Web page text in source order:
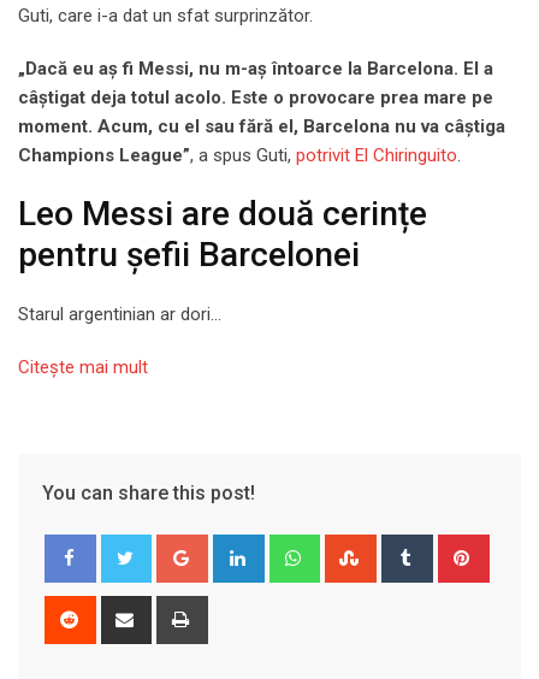
Guti, care i-a dat un sfat surprinzător.
„Dacă eu aș fi Messi, nu m-aș întoarce la Barcelona. El a
câștigat deja totul acolo. Este o provocare prea mare pe
moment. Acum, cu el sau fără el, Barcelona nu va câștiga
Champions League”, a spus Guti, potrivit El Chiringuito.
Leo Messi are două cerințe
pentru șefii Barcelonei
Starul argentinian ar dori…
Citeşte mai mult
You can share this post!
Google+ LinkedIn WhatsappStumbleUpon
Tumblr
Reddit
Share